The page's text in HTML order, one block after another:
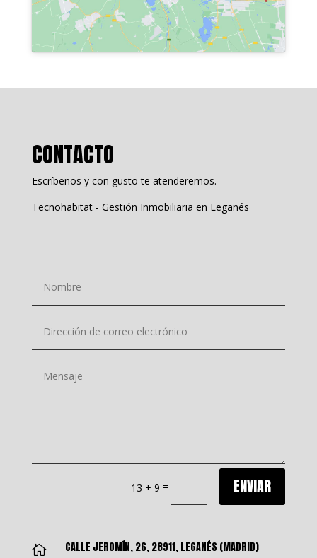
CONTACTO
Escríbenos y con gusto te atenderemos.
Tecnohabitat - Gestión Inmobiliaria en Leganés
13 + 9 = ENVIAR
 CALLE JEROMÍN, 26, 28911, LEGANÉS (MADRID)